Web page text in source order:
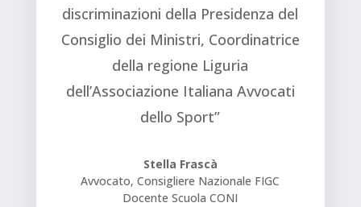
discriminazioni della Presidenza del
Consiglio dei Ministri, Coordinatrice
della regione Liguria
dell’Associazione Italiana Avvocati
dello Sport”
Stella Frascà
Avvocato, Consigliere Nazionale FIGC
Docente Scuola CONI